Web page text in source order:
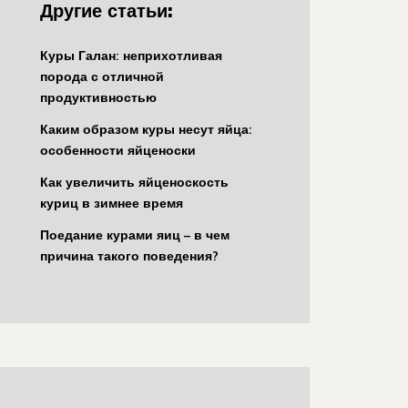
Другие статьи:
Куры Галан: неприхотливая
порода с отличной
продуктивностью
Каким образом куры несут яйца:
особенности яйценоски
Как увеличить яйценоскость
куриц в зимнее время
Поедание курами яиц – в чем
причина такого поведения?